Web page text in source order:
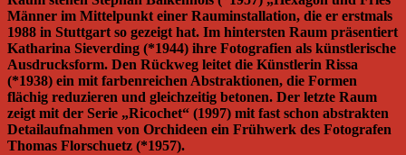
Männer im Mittelpunkt einer Rauminstallation, die er erstmals
1988 in Stuttgart so gezeigt hat. Im hintersten Raum präsentiert
Katharina Sieverding (*1944) ihre Fotografien als künstlerische
Ausdrucksform. Den Rückweg leitet die Künstlerin Rissa
(*1938) ein mit farbenreichen Abstraktionen, die Formen
flächig reduzieren und gleichzeitig betonen. Der letzte Raum
zeigt mit der Serie „Ricochet“ (1997) mit fast schon abstrakten
Detailaufnahmen von Orchideen ein Frühwerk des Fotografen
Thomas Florschuetz (*1957).